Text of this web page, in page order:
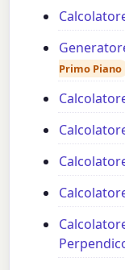
Primo Piano